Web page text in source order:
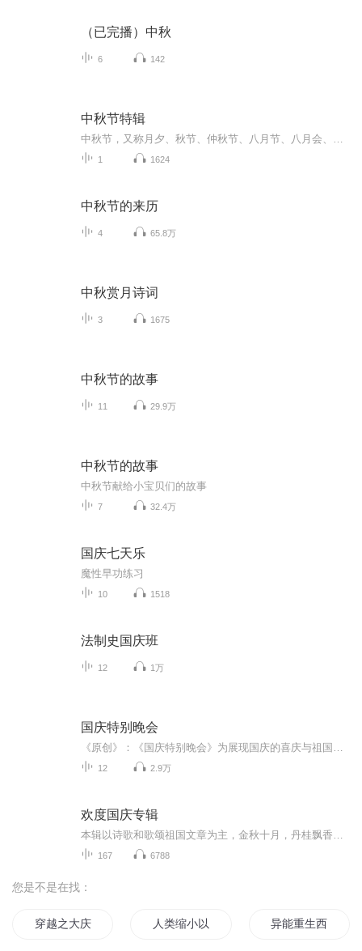
（已完播）中秋
6 142
中秋节特辑
1 1624
中秋节的来历
4 65.8万
中秋赏月诗词
3 1675
中秋节的故事
11 29.9万
中秋节的故事
中秋节献给小宝贝们的故事
7 32.4万
国庆七天乐
魔性早功练习
10 1518
法制史国庆班
12 1万
国庆特别晚会
12 2.9万
欢度国庆专辑
167 6788
您是不是在找：
穿越之大庆帝国 人类缩小以后 异能重生西门庆